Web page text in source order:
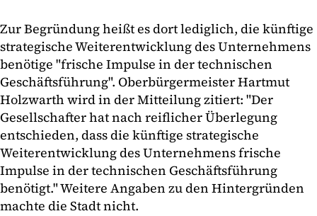
Zur Begründung heißt es dort lediglich, die künftige
strategische Weiterentwicklung des Unternehmens
benötige "frische Impulse in der technischen
Geschäftsführung". Oberbürgermeister Hartmut
Holzwarth wird in der Mitteilung zitiert: "Der
Gesellschafter hat nach reiflicher Überlegung
entschieden, dass die künftige strategische
Weiterentwicklung des Unternehmens frische
Impulse in der technischen Geschäftsführung
benötigt." Weitere Angaben zu den Hintergründen
machte die Stadt nicht.